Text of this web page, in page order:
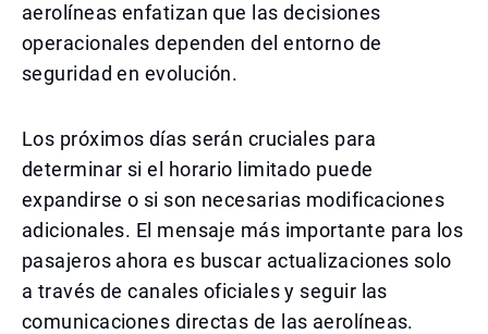
aerolíneas enfatizan que las decisiones
operacionales dependen del entorno de
seguridad en evolución.
Los próximos días serán cruciales para
determinar si el horario limitado puede
expandirse o si son necesarias modificaciones
adicionales. El mensaje más importante para los
pasajeros ahora es buscar actualizaciones solo
a través de canales oficiales y seguir las
comunicaciones directas de las aerolíneas.